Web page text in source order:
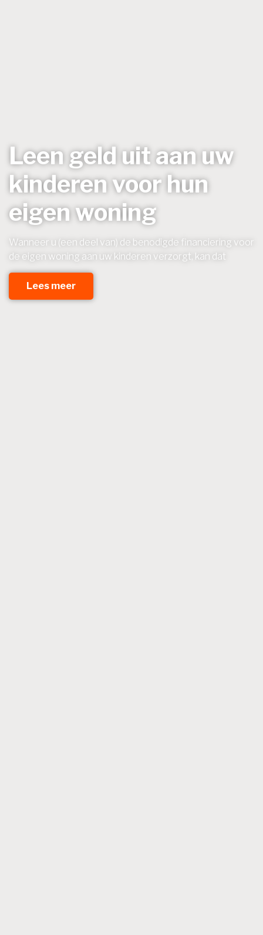
Leen geld uit aan uw
kinderen voor hun
eigen woning
Wanneer u (een deel van) de benodigde financiering voor
de eigen woning aan uw kinderen verzorgt, kan dat
Lees meer